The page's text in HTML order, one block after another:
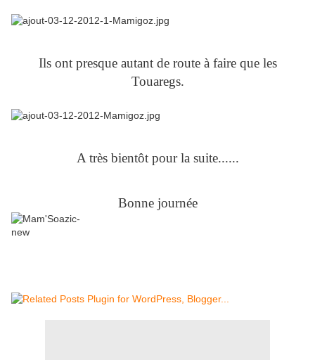
Ils ont presque autant de route à faire que les
Touaregs.
A très bientôt pour la suite......
Bonne journée